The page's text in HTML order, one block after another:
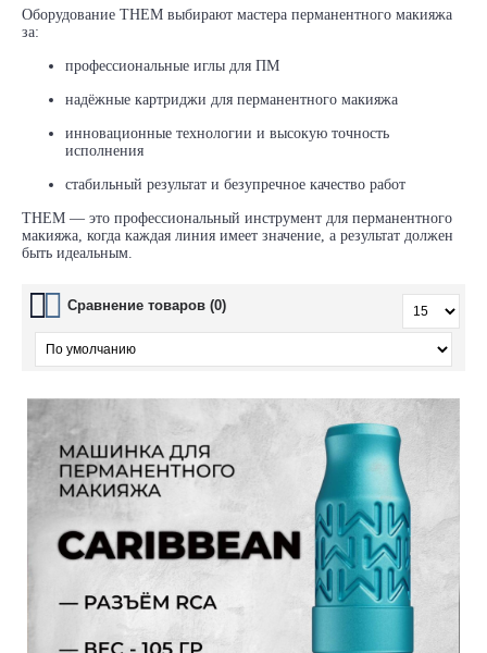
Оборудование THEM выбирают мастера перманентного макияжа
за:
профессиональные иглы для ПМ
надёжные картриджи для перманентного макияжа
инновационные технологии и высокую точность
исполнения
стабильный результат и безупречное качество работ
THEM — это профессиональный инструмент для перманентного
макияжа, когда каждая линия имеет значение, а результат должен
быть идеальным.
Сравнение товаров (0)